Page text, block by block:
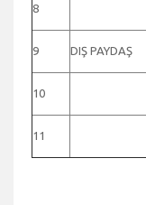
8
9 DIŞ PAYDAŞ
10
11